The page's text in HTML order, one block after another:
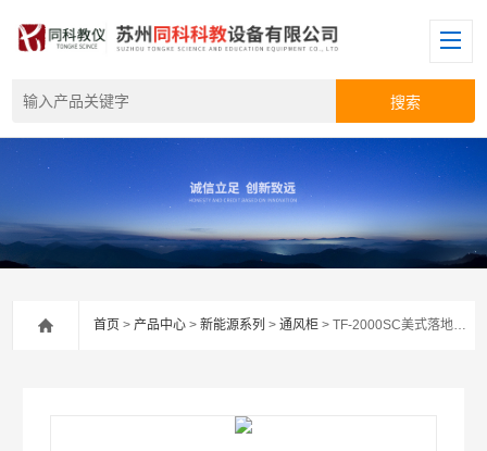
首页 >产品中心 >新能源系列 >通风柜 > TF-2000SC美式落地型定风量通风柜